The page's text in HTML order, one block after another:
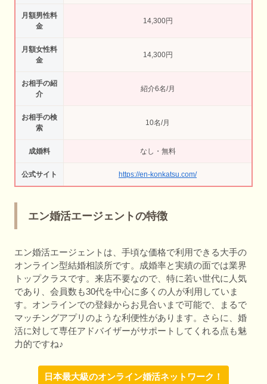
月額男性料
金
14,300円
月額女性料
金
14,300円
お相手の紹
介
紹介6名/月
お相手の検
索
10名/月
成婚料 なし・無料
公式サイト https://en-konkatsu.com/
エン婚活エージェントの特徴
エン婚活エージェントは、手頃な価格で利用できる大手の
オンライン型結婚相談所です。成婚率と実績の面では業界
トップクラスです。来店不要なので、特に若い世代に人気
であり、会員数も30代を中心に多くの人が利用していま
す。オンラインでの登録からお見合いまで可能で、まるで
マッチングアプリのような利便性があります。さらに、婚
活に対して専任アドバイザーがサポートしてくれる点も魅
力的ですね♪
日本最大級のオンライン婚活ネットワーク！